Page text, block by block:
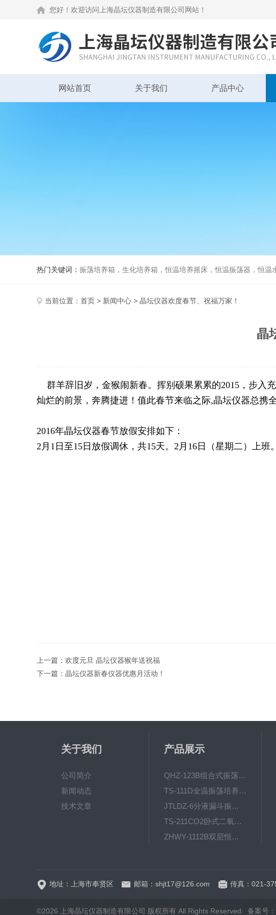
您好！欢迎访问上海晶坛仪器制造有限公司网站！
网站首页 关于我们 产品中心
热门关键词： 振荡培养箱，生化培养箱，恒温培养摇床，恒温振荡器，恒温水槽，
当前位置： 首页 > 新闻中心 > 晶坛仪器欢度春节、祝福万家！
晶
群羊辞旧岁，金猴闹新春。挥别硕果累累的2015，步入
灿烂的前景，奔腾捷进！值此春节来临之际,晶坛仪器总携
2016年晶坛仪器春节放假安排如下：
2月1日至15日放假调休，共15天。2月16日（星期二）上班。
上一篇： 欢度元旦 晶坛仪器猴年送祝福
下一篇： 晶坛仪器新春仪器优惠月活动！
关于我们
公司简介
新闻动态
技术文章
产品展示
QHZ-123B组合式振荡培养箱
TS-111D全温振荡培养摇床
JTLDZ-6分液漏斗振荡器
TS-211CO2卧式二氧化碳光照恒温摇床
ZHWY-1112B双层恒温培养摇床
地址：上海市奉贤区 邮箱：shjt17@126.com 传真：021-
©2026 上海晶坛仪器制造有限公司 版权所有 All Rights Reserved. 备案号